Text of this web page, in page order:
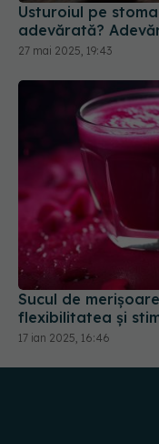
27 mai 2025, 19:43
Sucul de
flexibilitatea și
17 ian 2025, 16:46